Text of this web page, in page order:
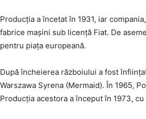
Producția a încetat în 1931, iar
fabrice mașini sub licență Fiat. De
pentru piața europeană.
După încheierea războiului a fost
Warszawa Syrena (Mermaid). În 1965,
Producția acestora a început în 1973,